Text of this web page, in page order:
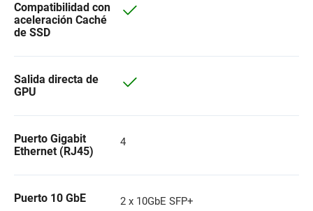
Compatibilidad con
aceleración Caché
de SSD
Salida directa de
GPU
Puerto Gigabit
Ethernet (RJ45)
4
Puerto 10 GbE 2 x 10GbE SFP+